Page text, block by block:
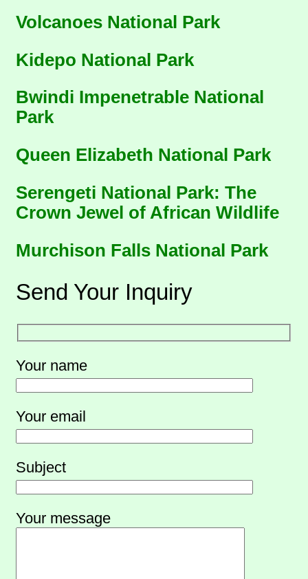
Volcanoes National Park
Kidepo National Park
Bwindi Impenetrable National
Park
Queen Elizabeth National Park
Serengeti National Park: The
Crown Jewel of African Wildlife
Murchison Falls National Park
Send Your Inquiry
Your name
Your email
Subject
Your message